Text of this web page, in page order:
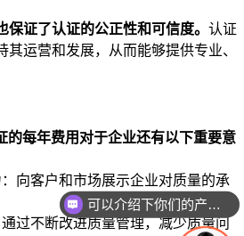
保证了认证的公正性和可信度。 认证
运营和发展，从而能够提供专业、
的每年费用对于企业还有以下重要意
客户和市场展示企业对质量的承
不断改进质量管理，减少质量问
可以介绍下你们的产品么